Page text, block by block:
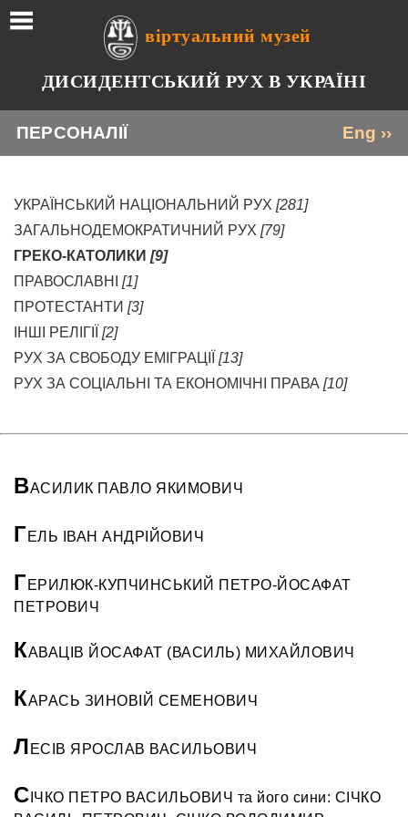
віртуальний музей
ДИСИДЕНТСЬКИЙ РУХ В УКРАЇНІ
Eng ››
ПЕРСОНАЛІЇ
УКРАЇНСЬКИЙ НАЦІОНАЛЬНИЙ РУХ [281]
ЗАГАЛЬНОДЕМОКРАТИЧНИЙ РУХ [79]
ГРЕКО-КАТОЛИКИ [9]
ПРАВОСЛАВНІ [1]
ПРОТЕСТАНТИ [3]
ІНШІ РЕЛІГІЇ [2]
РУХ ЗА СВОБОДУ ЕМІГРАЦІЇ [13]
РУХ ЗА СОЦІАЛЬНІ ТА ЕКОНОМІЧНІ ПРАВА [10]
ВАСИЛИК ПАВЛО ЯКИМОВИЧ
ГЕЛЬ ІВАН АНДРІЙОВИЧ
ГЕРИЛЮК-КУПЧИНСЬКИЙ ПЕТРО-ЙОСАФАТ
ПЕТРОВИЧ
КАВАЦІВ ЙОСАФАТ (ВАСИЛЬ) МИХАЙЛОВИЧ
КАРАСЬ ЗИНОВІЙ СЕМЕНОВИЧ
Л ЕСІВ ЯРОСЛАВ ВАСИЛЬОВИЧ
С ІЧКО ПЕТРО ВАСИЛЬОВИЧ та його сини: СІЧКО